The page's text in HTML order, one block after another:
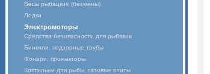
Весы рыбацкие (безмены)
Лодки
Электромоторы
Средства безопасности для рыбаков
Бинокли, подзорные трубы
Фонари, прожекторы
Коптильни для рыбы, газовые плиты